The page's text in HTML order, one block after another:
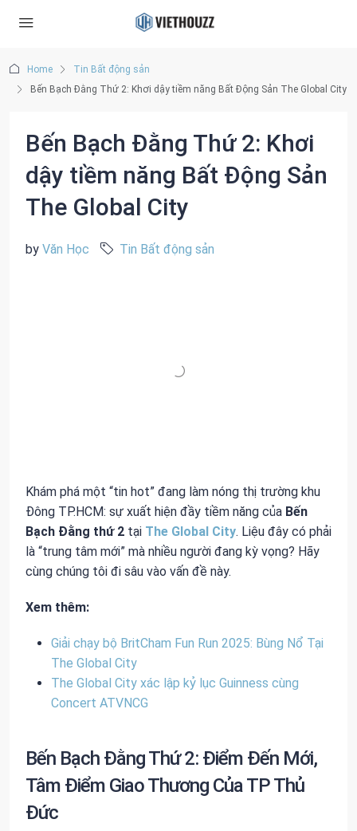
Home
Tin Bất động sản
Bến Bạch Đằng Thứ 2: Khơi dậy tiềm năng Bất Động Sản The Global City
Bến Bạch Đằng Thứ 2: Khơi
dậy tiềm năng Bất Động Sản
The Global City
by Văn Học Tin Bất động sản
Khám phá một “tin hot” đang làm nóng thị trường khu
Đông TP.HCM: sự xuất hiện đầy tiềm năng của Bến
Bạch Đằng thứ 2 tại The Global City. Liệu đây có phải
là “trung tâm mới” mà nhiều người đang kỳ vọng? Hãy
cùng chúng tôi đi sâu vào vấn đề này.
Xem thêm:
Giải chạy bộ BritCham Fun Run 2025: Bùng Nổ Tại
The Global City
The Global City xác lập kỷ lục Guinness cùng
Concert ATVNCG
Bến Bạch Đằng Thứ 2: Điểm Đến Mới,
Tâm Điểm Giao Thương Của TP Thủ
Đức